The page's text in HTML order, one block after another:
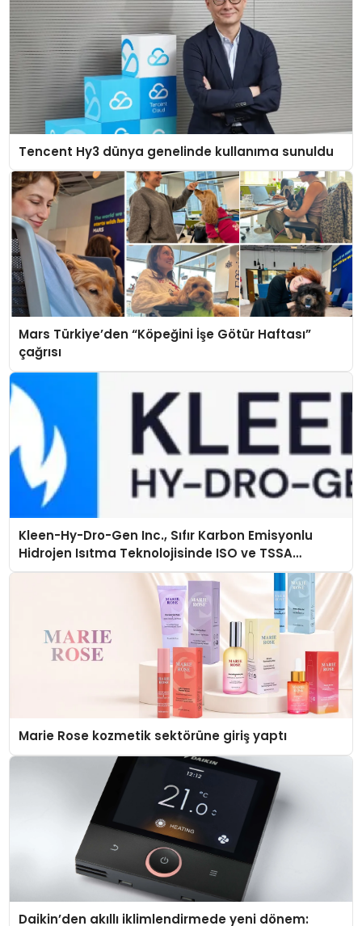
Tencent Hy3 dünya genelinde kullanıma sunuldu
Mars Türkiye’den “Köpeğini İşe Götür Haftası”
çağrısı
Kleen-Hy-Dro-Gen Inc., Sıfır Karbon Emisyonlu
Hidrojen Isıtma Teknolojisinde ISO ve TSSA
Düzenleyici Onaylarını Aldı
Marie Rose kozmetik sektörüne giriş yaptı
Daikin’den akıllı iklimlendirmede yeni dönem: